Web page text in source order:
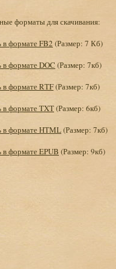
форматы для скачивания:
в формате FB2 (Размер: 7 Кб)
в формате DOC (Размер: 7кб)
в формате RTF(Размер: 7кб)
в формате TXT(Размер: 6кб)
в формате HTML(Размер: 7кб)
в формате EPUB (Размер: 9кб)